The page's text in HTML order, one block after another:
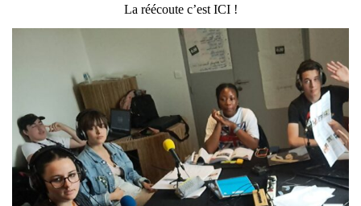
La réécoute c’est ICI !